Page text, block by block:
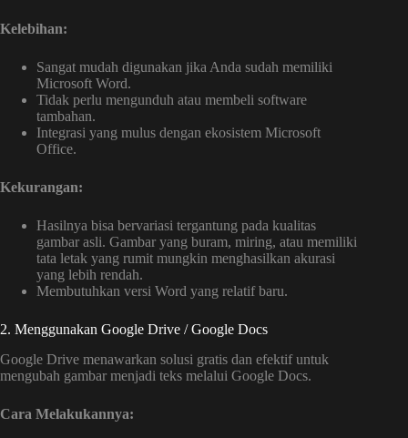
Kelebihan:
Sangat mudah digunakan jika Anda sudah memiliki
Microsoft Word.
Tidak perlu mengunduh atau membeli software
tambahan.
Integrasi yang mulus dengan ekosistem Microsoft
Office.
Kekurangan:
Hasilnya bisa bervariasi tergantung pada kualitas
gambar asli. Gambar yang buram, miring, atau memiliki
tata letak yang rumit mungkin menghasilkan akurasi
yang lebih rendah.
Membutuhkan versi Word yang relatif baru.
2. Menggunakan Google Drive / Google Docs
Google Drive menawarkan solusi gratis dan efektif untuk
mengubah gambar menjadi teks melalui Google Docs.
Cara Melakukannya: